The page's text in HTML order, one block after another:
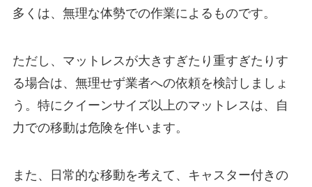
多くは、無理な体勢での作業によるものです。
ただし、マットレスが大きすぎたり重すぎたりす
る場合は、無理せず業者への依頼を検討しましょ
う。特にクイーンサイズ以上のマットレスは、自
力での移動は危険を伴います。
また、日常的な移動を考えて、キャスター付きの